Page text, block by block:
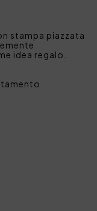
stampa piazzata
idea regalo.